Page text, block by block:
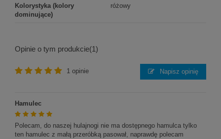
Kolorystyka (kolory
dominujące)
różowy
Opinie o tym produkcie(1)
1 opinie Napisz opinię
Hamulec
Polecam, do naszej hulajnogi nie ma dostępnego hamulca tylko
ten hamulec z małą przeróbką pasował, naprawdę polecam